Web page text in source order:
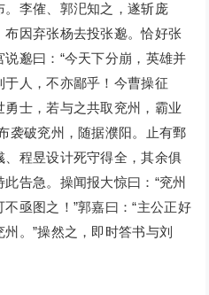
李傕、郭汜知之，遂斩庞
因弃张杨去投张邈。恰好张
邈曰：“今天下分崩，英雄并
人，不亦鄙乎！今曹操征
士，若与之共取兖州，霸业
袭破兖州，随据濮阳。止有鄄
程昱设计死守得全，其余俱
告急。操闻报大惊曰：“兖州
亟图之！”郭嘉曰：“主公正好
。”操然之，即时答书与刘